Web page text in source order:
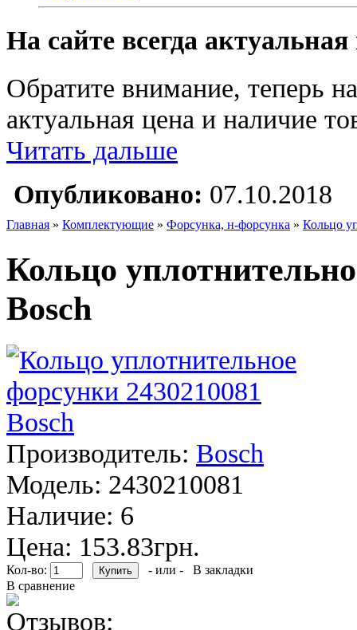
На сайте всегда
Обратите внимание, теперь
актуальная цена и наличие
Читать дальше
Опубликовано: 07.10.2018
Главная » Комплектующие » Форсунка, н-форсунка » Кольцо
Кольцо
Bosch
Производитель: Bosch
Модель: 2430210081
Наличие: 6
Цена: 153.83грн.
Кол-во: - или -
В закладки
В сравнение